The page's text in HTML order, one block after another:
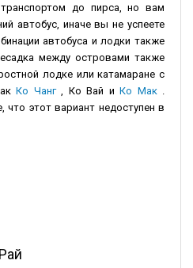
до пирса, но вам
автобус, иначе вы не успеете
автобуса и лодки также
между островами также
лодке или катамаране с
Ко Чанг , Ко Вай и Ко Мак
что этот вариант недоступен в